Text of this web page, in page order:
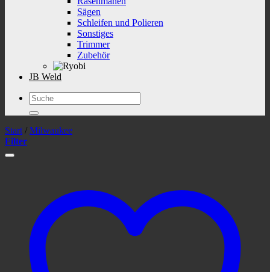
Sägen
Schleifen und Polieren
Sonstiges
Trimmer
Zubehör
JB Weld
Suchen
nach:
Start / Milwaukee
Filter